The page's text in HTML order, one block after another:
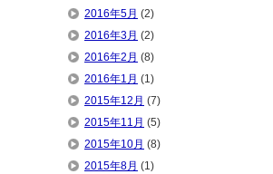
2016年5月 (2)
2016年3月 (2)
2016年2月 (8)
2016年1月 (1)
2015年12月 (7)
2015年11月 (5)
2015年10月 (8)
2015年8月 (1)